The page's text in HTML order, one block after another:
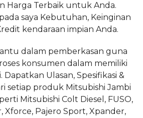
Harga Terbaik untuk Anda.
saya Kebutuhan, Keinginan
kendaraan impian Anda.
dalam pemberkasan guna
konsumen dalam memiliki
Dapatkan Ulasan, Spesifikasi &
setiap produk Mitsubishi Jambi
Mitsubishi Colt Diesel, FUSO,
Xforce, Pajero Sport, Xpander,